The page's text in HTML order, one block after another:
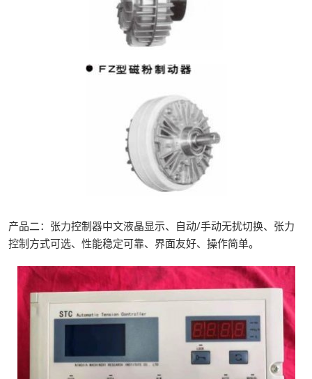
产品二：张力控制器中文液晶显示、自动/手动无扰切换、张力
控制方式可选、性能稳定可靠、界面友好、操作简单。